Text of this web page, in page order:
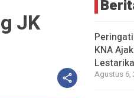
JK
KNA
Agustus 6,